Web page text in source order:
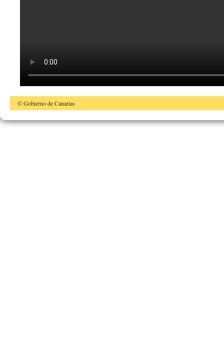
© Gobierno de Canarias